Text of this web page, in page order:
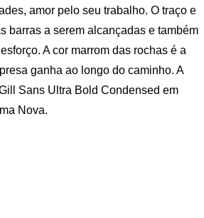
amor pelo seu trabalho. O traço e
barras a serem alcançadas e também
A cor marrom das rochas é a
ganha ao longo do caminho. A
Sans Ultra Bold Condensed em
Nova.